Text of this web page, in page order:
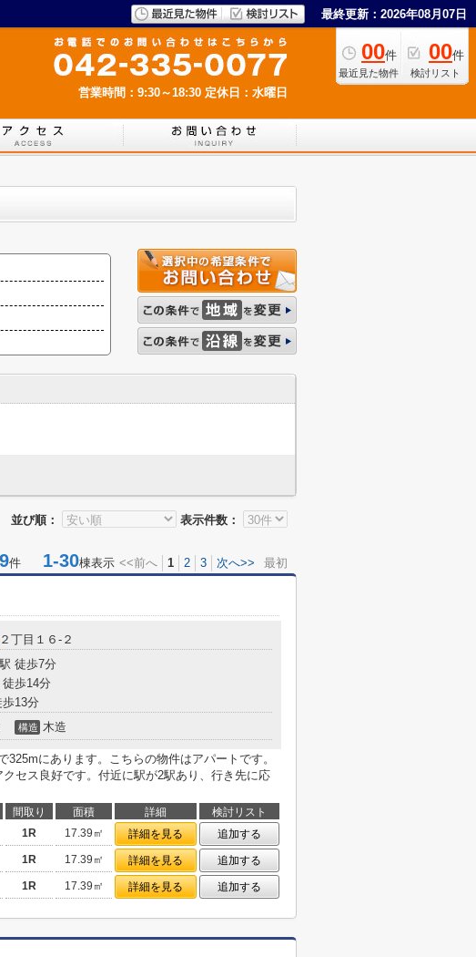
最終更新：2026年08月07日
00件
最近見た物件
00件
検討リスト
営業時間：9:30～18:30 定休日：水曜日
並び順： 表示件数：
9件 1-30棟表示 <<前へ 1 2 3 次へ>> 最初
２丁目１６-２
徒歩7分
徒歩14分
歩13分
構造 木造
325mにあります。こちらの物件はアパートです。
セス良好です。付近に駅が2駅あり、行き先に応
間取り 面積 詳細
検討リスト
1R 17.39㎡ 詳細を見る
追加する
1R 17.39㎡ 詳細を見る
追加する
1R 17.39㎡ 詳細を見る 追加する